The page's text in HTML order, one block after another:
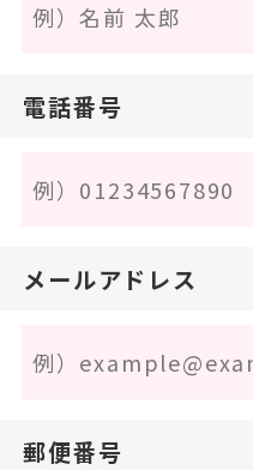
電話番号
メールアドレス
郵便番号